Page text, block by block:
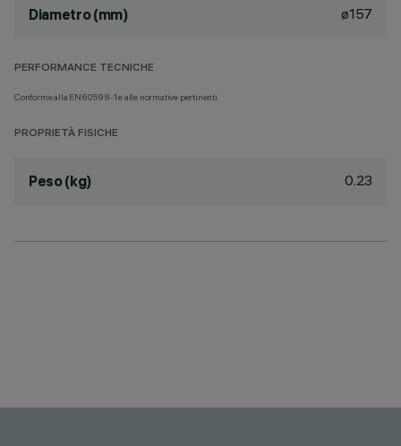
Diametro (mm) ø157
PERFORMANCE TECNICHE
Conforme alla EN60598-1 e alle normative pertinenti.
PROPRIETÀ FISICHE
Peso (kg) 0.23